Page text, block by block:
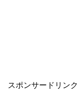
スポンサードリンク